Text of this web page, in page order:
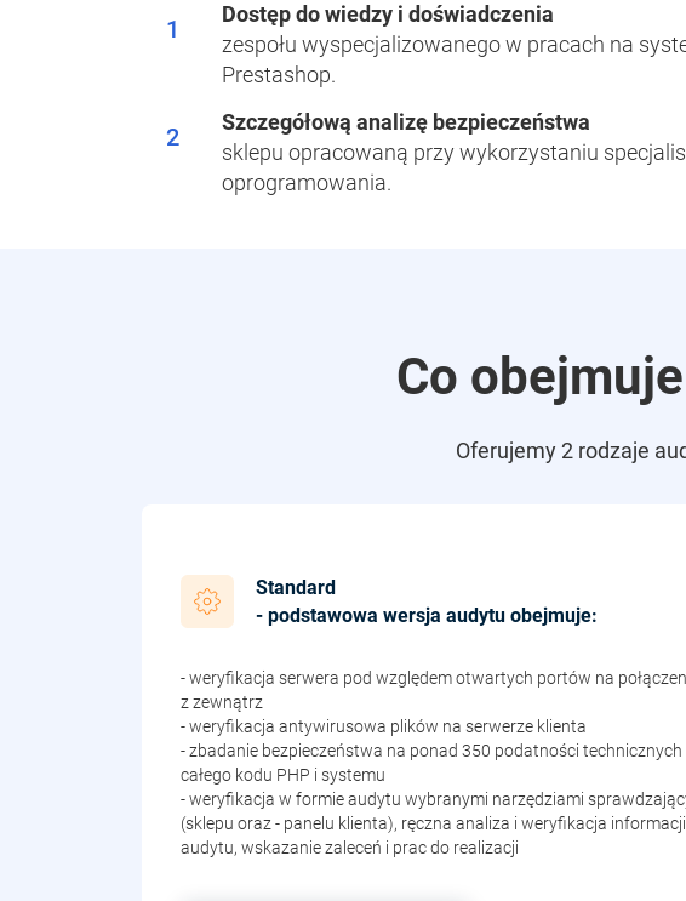
1
Dostęp do wiedzy i doświadczenia
zespołu wyspecjalizowanego w pracach na
Prestashop.
2
Szczegółową analizę bezpieczeństwa
sklepu opracowaną przy wykorzystaniu
oprogramowania.
Co
Oferujemy 2 rodzaje
Standard
- podstawowa wersja audytu obejmuje:
- weryfikacja serwera pod względem otwartych portów na
z zewnątrz
- weryfikacja antywirusowa plików na serwerze klienta
- zbadanie bezpieczeństwa na ponad 350 podatności technicznych
całego kodu PHP i systemu
- weryfikacja w formie audytu wybranymi narzędziami
(sklepu oraz - panelu klienta), ręczna analiza i weryfikacja
audytu, wskazanie zaleceń i prac do realizacji